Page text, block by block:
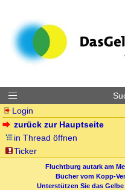
Login
zurück zur Hauptseite
in Thread öffnen
Ticker
Fluchtburg autark am
Bücher vom Kopp-
Unterstützen Sie das